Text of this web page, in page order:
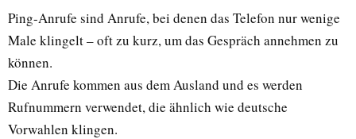
Ping-Anrufe sind Anrufe, bei denen das Telefon nur wenige
Male klingelt – oft zu kurz, um das Gespräch annehmen zu
können.
Die Anrufe kommen aus dem Ausland und es werden
Rufnummern verwendet, die ähnlich wie deutsche
Vorwahlen klingen.